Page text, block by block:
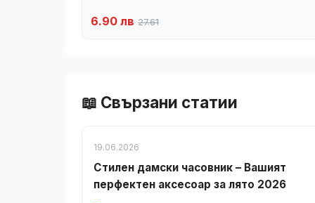
6.90 лв 27.61
📖 Свързани статии
19.06.2026
Стилен дамски часовник – Вашият
перфектен аксесоар за лято 2026